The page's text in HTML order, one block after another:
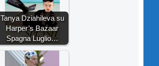
Tanya Dziahileva su
Harper’s Bazaar
Spagna Luglio…